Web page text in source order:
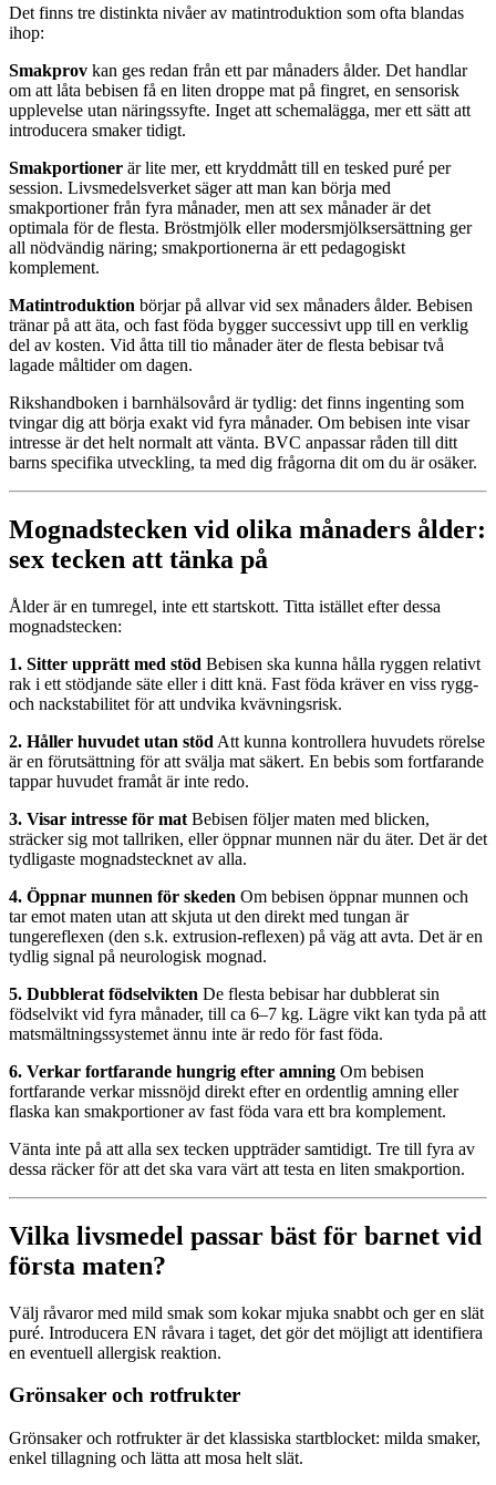
Det finns tre distinkta nivåer av matintroduktion som ofta blandas
ihop:
Smakprov kan ges redan från ett par månaders ålder. Det handlar
om att låta bebisen få en liten droppe mat på fingret, en sensorisk
upplevelse utan näringssyfte. Inget att schemalägga, mer ett sätt att
introducera smaker tidigt.
Smakportioner är lite mer, ett kryddmått till en tesked puré per
session. Livsmedelsverket säger att man kan börja med
smakportioner från fyra månader, men att sex månader är det
optimala för de flesta. Bröstmjölk eller modersmjölksersättning ger
all nödvändig näring; smakportionerna är ett pedagogiskt
komplement.
Matintroduktion börjar på allvar vid sex månaders ålder. Bebisen
tränar på att äta, och fast föda bygger successivt upp till en verklig
del av kosten. Vid åtta till tio månader äter de flesta bebisar två
lagade måltider om dagen.
Rikshandboken i barnhälsovård är tydlig: det finns ingenting som
tvingar dig att börja exakt vid fyra månader. Om bebisen inte visar
intresse är det helt normalt att vänta. BVC anpassar råden till ditt
barns specifika utveckling, ta med dig frågorna dit om du är osäker.
Mognadstecken vid olika månaders ålder:
sex tecken att tänka på
Ålder är en tumregel, inte ett startskott. Titta istället efter dessa
mognadstecken:
1. Sitter upprätt med stöd Bebisen ska kunna hålla ryggen relativt
rak i ett stödjande säte eller i ditt knä. Fast föda kräver en viss rygg-
och nackstabilitet för att undvika kvävningsrisk.
2. Håller huvudet utan stöd Att kunna kontrollera huvudets rörelse
är en förutsättning för att svälja mat säkert. En bebis som fortfarande
tappar huvudet framåt är inte redo.
3. Visar intresse för mat Bebisen följer maten med blicken,
sträcker sig mot tallriken, eller öppnar munnen när du äter. Det är det
tydligaste mognadstecknet av alla.
4. Öppnar munnen för skeden Om bebisen öppnar munnen och
tar emot maten utan att skjuta ut den direkt med tungan är
tungereflexen (den s.k. extrusion-reflexen) på väg att avta. Det är en
tydlig signal på neurologisk mognad.
5. Dubblerat födselvikten De flesta bebisar har dubblerat sin
födselvikt vid fyra månader, till ca 6–7 kg. Lägre vikt kan tyda på att
matsmältningssystemet ännu inte är redo för fast föda.
6. Verkar fortfarande hungrig efter amning Om bebisen
fortfarande verkar missnöjd direkt efter en ordentlig amning eller
flaska kan smakportioner av fast föda vara ett bra komplement.
Vänta inte på att alla sex tecken uppträder samtidigt. Tre till fyra av
dessa räcker för att det ska vara värt att testa en liten smakportion.
Vilka livsmedel passar bäst för barnet vid
första maten?
Välj råvaror med mild smak som kokar mjuka snabbt och ger en slät
puré. Introducera EN råvara i taget, det gör det möjligt att identifiera
en eventuell allergisk reaktion.
Grönsaker och rotfrukter
Grönsaker och rotfrukter är det klassiska startblocket: milda smaker,
enkel tillagning och lätta att mosa helt slät.